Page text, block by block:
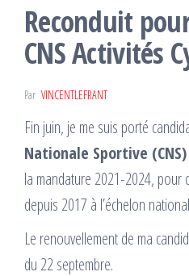
Reconduit
CNS Activités
Par VINCENTLEFRANT
Fin juin, je me suis porté
Nationale Sportive
la mandature 2021-2024, pour
depuis 2017 à l’échelon
Le renouvellement de ma
du 22 septembre.